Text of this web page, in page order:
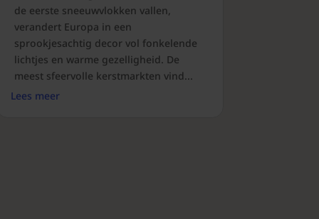
de eerste sneeuwvlokken vallen,
verandert Europa in een
sprookjesachtig decor vol fonkelende
lichtjes en warme gezelligheid. De
meest sfeervolle kerstmarkten vind...
Lees meer